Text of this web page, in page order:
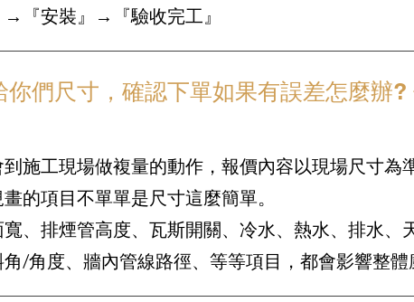
→『安裝』→『驗收完工』
你們尺寸，確認下單如果有誤差怎麼辦?
施工現場做複量的動作，報價內容以現場尺寸為準
的項目不單單是尺寸這麼簡單。
、排煙管高度、瓦斯開關、冷水、熱水、排水、
/角度、牆內管線路徑、等等項目，都會影響整體